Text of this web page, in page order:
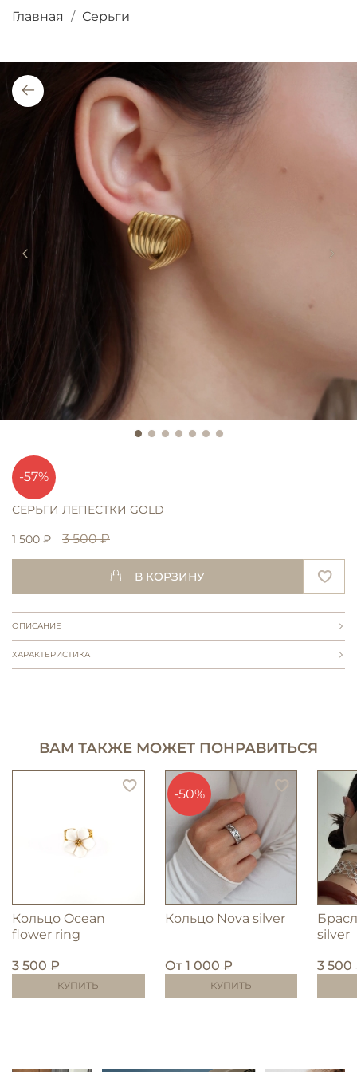
Главная Серьги
-57%
СЕРЬГИ ЛЕПЕСТКИ GOLD
1 500 ₽ 3 500 ₽
В КОРЗИНУ
ОПИСАНИЕ
ХАРАКТЕРИСТИКА
ВАМ ТАКЖЕ МОЖЕТ ПОНРАВИТЬСЯ
Кольцо Ocean
flower ring
3 500 ₽
КУПИТЬ
-50%
Кольцо Nova silver
От 1 000 ₽
КУПИТЬ
silver
3 500